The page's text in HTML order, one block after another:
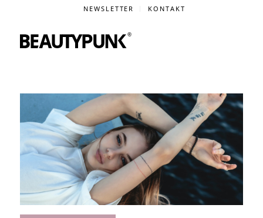
NEWSLETTER KONTAKT